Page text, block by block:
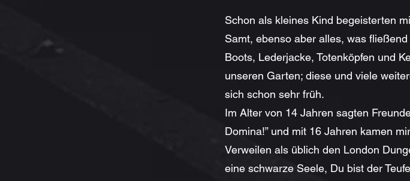
Schon als kleines Kind begeisterten
Samt, ebenso aber alles, was
Boots, Lederjacke, Totenköpfen und
unseren Garten; diese und viele
sich schon sehr früh.
Im Alter von 14 Jahren sagten
Domina!” und mit 16 Jahren kamen
Verweilen als üblich den London
eine schwarze Seele, Du bist der